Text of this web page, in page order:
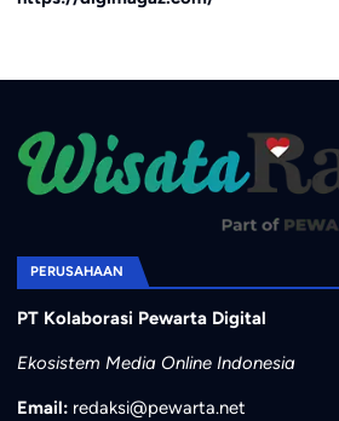
PERUSAHAAN
PT Kolaborasi Pewarta Digital
Ekosistem Media Online Indonesia
Email: redaksi@pewarta.net